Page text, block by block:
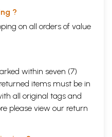
?
on all orders of value
within seven (7)
items must be in
all original tags and
please view our return